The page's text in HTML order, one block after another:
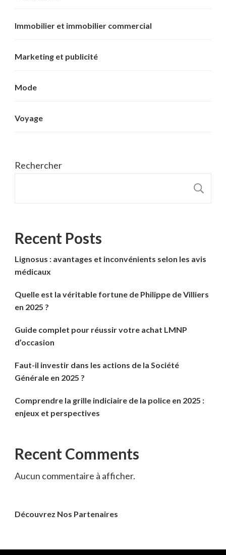
Immobilier et immobilier commercial
Marketing et publicité
Mode
Voyage
Rechercher
Recent Posts
Lignosus : avantages et inconvénients selon les avis
médicaux
Quelle est la véritable fortune de Philippe de Villiers
en 2025 ?
Guide complet pour réussir votre achat LMNP
d’occasion
Faut-il investir dans les actions de la Société
Générale en 2025 ?
Comprendre la grille indiciaire de la police en 2025 :
enjeux et perspectives
Recent Comments
Aucun commentaire à afficher.
Découvrez Nos Partenaires